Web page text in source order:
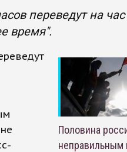
переведут на
время".
Половина
неправильным